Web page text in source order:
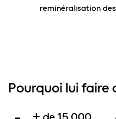
reminéralisation
Pourquoi lui faire